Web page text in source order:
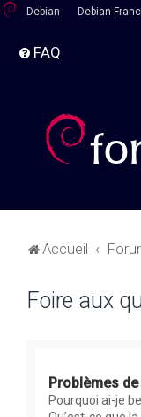
Debian Debian-
FAQ
Accueil
Foire aux
Problèmes
Pourquoi ai-je